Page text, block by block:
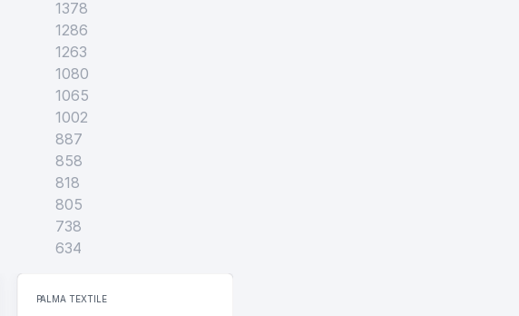
1378
1286
1263
1080
1065
1002
887
858
818
805
738
634
PALMA TEXTILE